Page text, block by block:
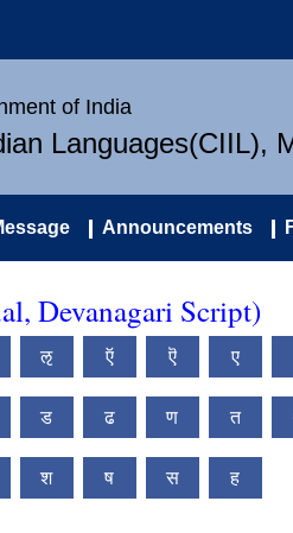
of India
Languages(CIIL),
Announcements
Devanagari Script)
ऌ ऍ ऎ ए
ड ढ ण त
श ष स ह